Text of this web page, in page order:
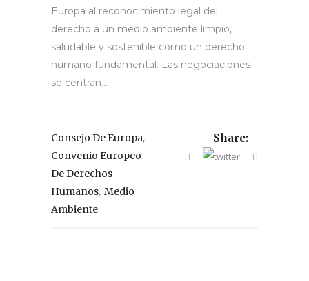
Europa al reconocimiento legal del
derecho a un medio ambiente limpio,
saludable y sostenible como un derecho
humano fundamental. Las negociaciones
se centran...
Consejo De Europa,
Convenio Europeo
De Derechos
Humanos, Medio
Ambiente
Share: